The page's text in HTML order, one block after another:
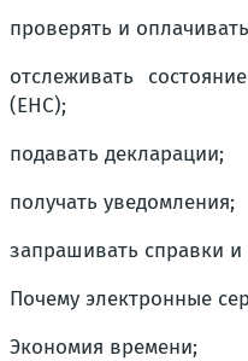
проверять и
отслеживать
(ЕНС);
подавать декларации;
получать уведомления;
запрашивать справки и
Почему электронные
Экономия времени;